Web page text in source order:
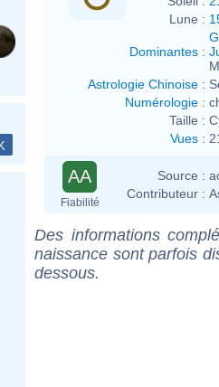
Lune :
Dominantes :
Astrologie Chinoise :
Numérologie :
Taille :
Vues :
AA
Fiabilité
Source :
Contributeur :
Des informations
naissance sont parfois
dessous.